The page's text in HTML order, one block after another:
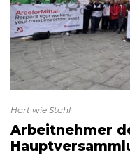
Hart wie Stahl
Arbeitnehmer